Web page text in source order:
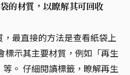
的材質，以瞭解其可回收
最直接的方法是查看紙袋上
標示其主要材質，例如「再生
。 仔細閱讀標籤，瞭解再生